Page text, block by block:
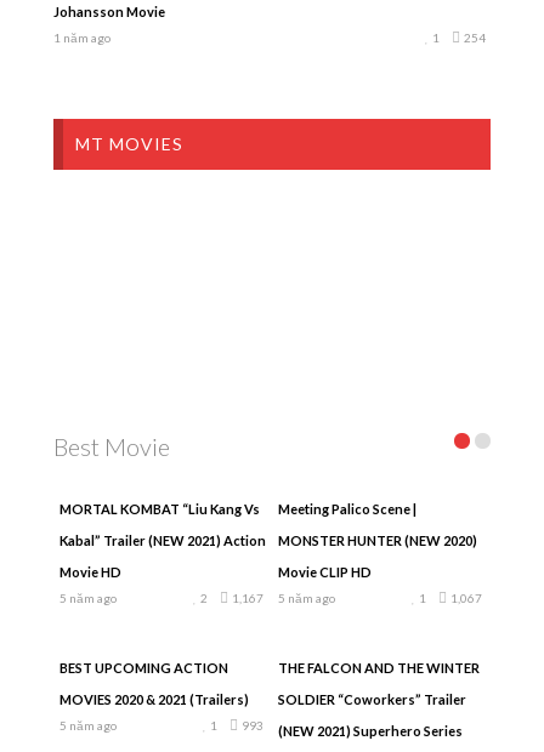
Johansson Movie
1 năm ago 254
1
MT MOVIES
Best Movie
MORTAL KOMBAT “Liu Kang Vs
Kabal” Trailer (NEW 2021) Action
Movie HD
5 năm ago 1,167
2
Meeting Palico Scene |
MONSTER HUNTER (NEW 2020)
Movie CLIP HD
5 năm ago 1,067
1
BEST UPCOMING ACTION
MOVIES 2020 & 2021 (Trailers)
5 năm ago 993
1
THE FALCON AND THE WINTER
SOLDIER “Coworkers” Trailer
(NEW 2021) Superhero Series